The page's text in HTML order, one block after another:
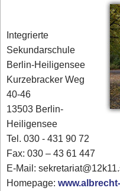
Integrierte
Sekundarschule
Berlin-Heiligensee
Kurzebracker Weg
40-46
13503 Berlin-
Heiligensee
Tel. 030 - 431 90 72‎
Fax: 030 – 43 61 447
E-Mail:
Homepage: